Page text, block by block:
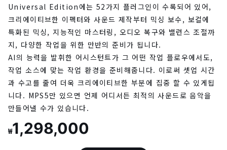
Universal Edition에는 52가지 플러그인이 수록되어 있어,
크리에이티브한 이펙터와 사운드 제작부터 믹싱 보수, 보컬에
특화된 믹싱, 지능적인 마스터링, 오디오 복구와 밸런스 조절까
지, 다양한 작업을 위한 만반의 준비가 됩니다.
AI의 능력을 발휘한 어시스턴트가 그 어떤 작업 플로우에서도,
작업 소스에 맞는 작업 환경을 준비해줍니다. 이로써 셋업 시간
과 수고를 줄여 더욱 크리에이티브한 부분에 집중 할 수 있게됩
니다. MPS5만 있으면 언제 어디서든 최적의 사운드로 음악을
만들어낼 수가 있습니다.
₩1,298,000